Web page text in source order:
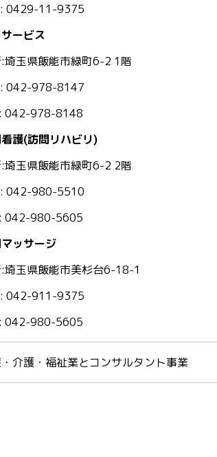
0429-11-9375
ービス
埼玉県飯能市緑町6-2 1階
042-978-8147
042-978-8148
護(訪問リハビリ)
埼玉県飯能市緑町6-2 2階
042-980-5510
042-980-5605
ッサージ
埼玉県飯能市美杉台6-18-1
042-911-9375
042-980-5605
介護・福祉業とコンサルタント事業